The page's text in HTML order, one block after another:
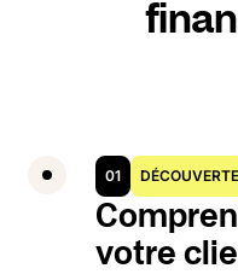
01 DÉCOUVERTE
votre